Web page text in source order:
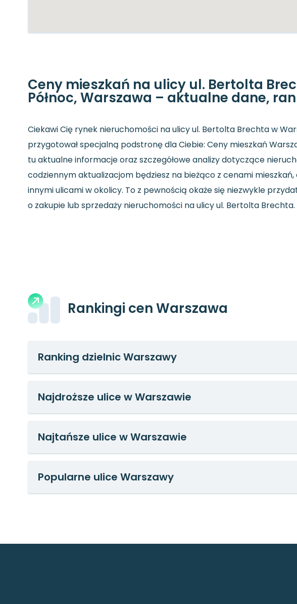
Ceny mieszkań na ulicy ul. Bertolta
Północ, Warszawa – aktualne dane,
Ciekawi Cię rynek nieruchomości na ulicy ul. Bertolta Brechta w
przygotował specjalną podstronę dla Ciebie: Ceny mieszkań
tu aktualne informacje oraz szczegółowe analizy dotyczące
codziennym aktualizacjom będziesz na bieżąco z cenami
innymi ulicami w okolicy. To z pewnością okaże się niezwykle
o zakupie lub sprzedaży nieruchomości na ulicy ul. Bertolta Brechta.
Rankingi cen Warszawa
Ranking dzielnic Warszawy
Najdroższe ulice w Warszawie
Najtańsze ulice w Warszawie
Popularne ulice Warszawy